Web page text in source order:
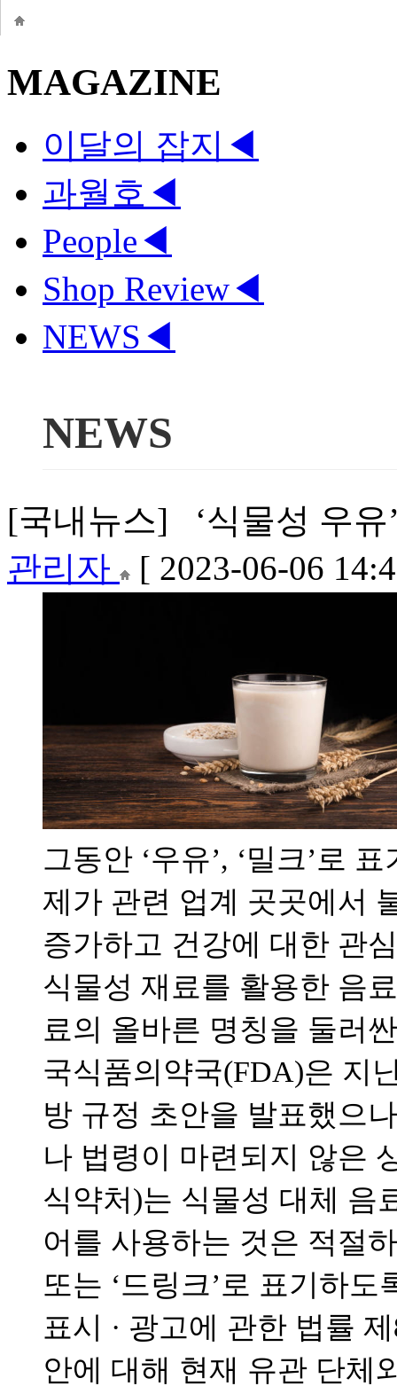
MAGAZINE
이달의 잡지 ◀
과월호 ◀
People◀
Shop Review◀
NEWS ◀
NEWS
[국내뉴스] ‘식물성 우유
관리자
[ 2023-06-06
그동안 ‘우유’, ‘밀크’로
제가 관련 업계 곳곳에서
증가하고 건강에 대한 관
식물성 재료를 활용한 음
료의 올바른 명칭을 둘러
국식품의약국(FDA)은 지
방 규정 초안을 발표했으
나 법령이 마련되지 않은
식약처)는 식물성 대체 음
어를 사용하는 것은 적절
또는 ‘드링크’로 표기하
표시 · 광고에 관한 법률
안에 대해 현재 유관 단체